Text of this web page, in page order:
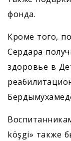
фонда.
Кроме того,
Сердара
здоровье в
köşgi» также